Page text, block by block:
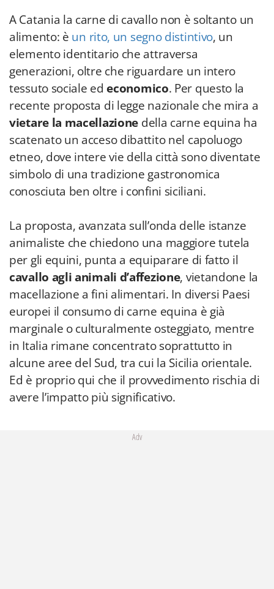
A Catania la carne di cavallo non è soltanto un
alimento: è un rito, un segno distintivo, un
elemento identitario che attraversa
generazioni, oltre che riguardare un intero
tessuto sociale ed economico. Per questo la
recente proposta di legge nazionale che mira a
vietare la macellazione della carne equina ha
scatenato un acceso dibattito nel capoluogo
etneo, dove intere vie della città sono diventate
simbolo di una tradizione gastronomica
conosciuta ben oltre i confini siciliani.
La proposta, avanzata sull’onda delle istanze
animaliste che chiedono una maggiore tutela
per gli equini, punta a equiparare di fatto il
cavallo agli animali d’affezione, vietandone la
macellazione a fini alimentari. In diversi Paesi
europei il consumo di carne equina è già
marginale o culturalmente osteggiato, mentre
in Italia rimane concentrato soprattutto in
alcune aree del Sud, tra cui la Sicilia orientale.
Ed è proprio qui che il provvedimento rischia di
avere l’impatto più significativo.
Adv